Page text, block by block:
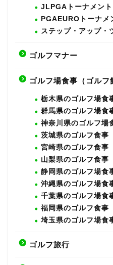
JLPGAトーナメント
PGAEUROトーナメ
ステップ・アップ・
ゴルフマナー
ゴルフ場食事（ゴルフ
栃木県のゴルフ場食
群馬県のゴルフ場食
神奈川県のゴルフ場
茨城県のゴルフ食事
宮崎県のゴルフ食事
山梨県のゴルフ食事
静岡県のゴルフ場食
沖縄県のゴルフ場食
千葉県のゴルフ場食
福岡県のゴルフ食事
埼玉県のゴルフ場食
ゴルフ旅行